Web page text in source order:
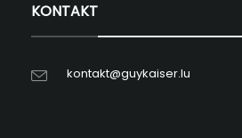
KONTAKT
kontakt@guykaiser.lu